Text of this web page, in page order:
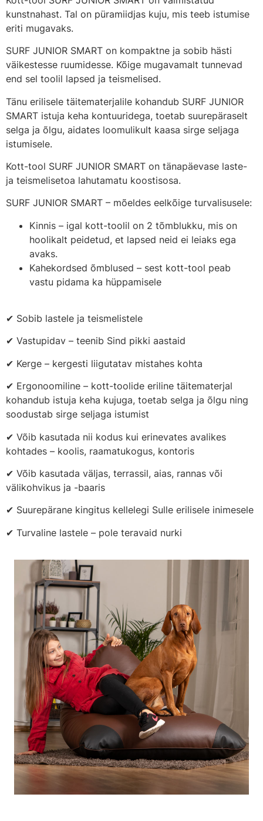
kunstnahast. Tal on püramiidjas kuju, mis teeb istumise
eriti mugavaks.
SURF JUNIOR SMART on kompaktne ja sobib hästi
väikestesse ruumidesse. Kõige mugavamalt tunnevad
end sel toolil lapsed ja teismelised.
Tänu erilisele täitematerjalile kohandub SURF JUNIOR
SMART istuja keha kontuuridega, toetab suurepäraselt
selga ja õlgu, aidates loomulikult kaasa sirge seljaga
istumisele.
Kott-tool SURF JUNIOR SMART on tänapäevase laste-
ja teismelisetoa lahutamatu koostisosa.
SURF JUNIOR SMART – mõeldes eelkõige turvalisusele:
Kinnis – igal kott-toolil on 2 tõmblukku, mis on
hoolikalt peidetud, et lapsed neid ei leiaks ega
avaks.
Kahekordsed õmblused – sest kott-tool peab
vastu pidama ka hüppamisele
✔ Sobib lastele ja teismelistele
✔ Vastupidav – teenib Sind pikki aastaid
✔ Kerge – kergesti liigutatav mistahes kohta
✔ Ergonoomiline – kott-toolide eriline täitematerjal
kohandub istuja keha kujuga, toetab selga ja õlgu ning
soodustab sirge seljaga istumist
✔ Võib kasutada nii kodus kui erinevates avalikes
kohtades – koolis, raamatukogus, kontoris
✔ Võib kasutada väljas, terrassil, aias, rannas või
välikohvikus ja -baaris
✔ Suurepärane kingitus kellelegi Sulle erilisele inimesele
✔ Turvaline lastele – pole teravaid nurki